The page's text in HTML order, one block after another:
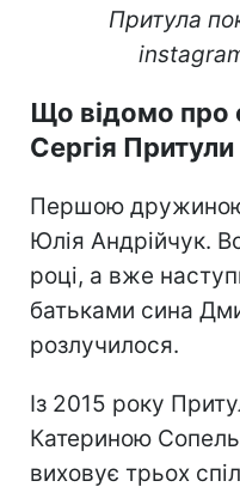
Притула
Що відомо про
Сергія Притули
Першою дружиною
Юлія Андрійчук.
році, а вже
батьками сина
розлучилося.
Із 2015 року
Катериною
виховує трьох